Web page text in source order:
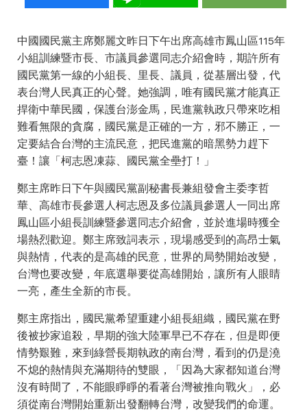
中國國民黨主席鄭麗文昨日下午出席高雄市鳳山區115年
小組訓練暨市長、市議員參選同志介紹會時，期許所有
國民黨第一線的小組長、里長、議員，從基層出發，代
表台灣人民真正的心聲。她強調，唯有國民黨才能真正
捍衛中華民國，保護台澎金馬，民進黨執政只帶來吃相
難看無限的貪腐，國民黨是正確的一方，邪不勝正，一
定要結合台灣的主流民意，把民進黨的暗黑勢力趕下
臺！讓「柯志恩凍蒜、國民黨全壘打！」
鄭主席昨日下午與國民黨副秘書長兼組發會主委李哲
華、高雄市長參選人柯志恩及多位議員參選人一同出席
鳳山區小組長訓練暨參選同志介紹會，並於進場時獲全
場熱烈歡迎。鄭主席致詞表示，現場感受到的高昂士氣
與熱情，代表的是高雄的民意，世界的局勢開始改變，
台灣也要改變，年底選舉要從高雄開始，讓所有人眼睛
一亮，產生全新的市長。
鄭主席指出，國民黨希望重建小組長組織，國民黨在野
後被抄家追殺，早期的強大陸軍早已不存在，但是即便
情勢艱難，來到綠營長期執政的南台灣，看到的仍是澆
不熄的熱情與充滿期待的雙眼，「因為大家都知道台灣
沒有時間了，不能眼睜睜的看著台灣被推向戰火」，必
須從南台灣開始重新出發翻轉台灣，改變我們的命運。